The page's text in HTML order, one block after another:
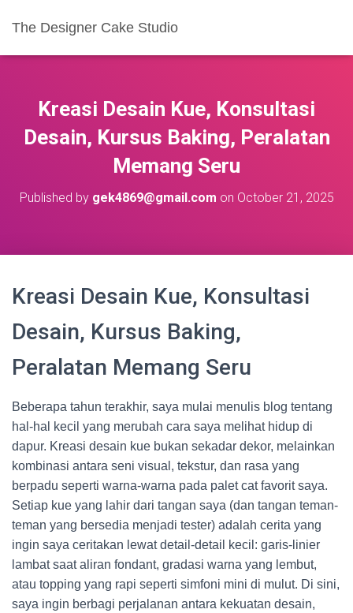
The Designer Cake Studio
Kreasi Desain Kue, Konsultasi
Desain, Kursus Baking, Peralatan
Memang Seru
Published by gek4869@gmail.com on October 21, 2025
Kreasi Desain Kue, Konsultasi
Desain, Kursus Baking,
Peralatan Memang Seru
Beberapa tahun terakhir, saya mulai menulis blog tentang
hal-hal kecil yang merubah cara saya melihat hidup di
dapur. Kreasi desain kue bukan sekadar dekor, melainkan
kombinasi antara seni visual, tekstur, dan rasa yang
berpadu seperti warna-warna pada palet cat favorit saya.
Setiap kue yang lahir dari tangan saya (dan tangan teman-
teman yang bersedia menjadi tester) adalah cerita yang
ingin saya ceritakan lewat detail-detail kecil: garis-linier
lambat saat aliran fondant, gradasi warna yang lembut,
atau topping yang rapi seperti simfoni mini di mulut. Di sini,
saya ingin berbagi perjalanan antara kekuatan desain,